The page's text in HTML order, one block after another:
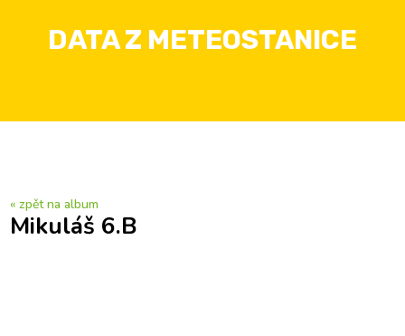
DATA Z METEOSTANICE
« zpět na album
Mikuláš 6.B